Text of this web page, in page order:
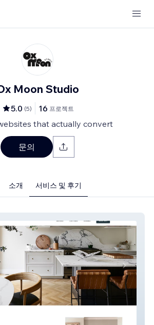
Moon Studio
5.0 (5) 16 프로젝트
that actually convert
문의
소개 서비스 및 후기